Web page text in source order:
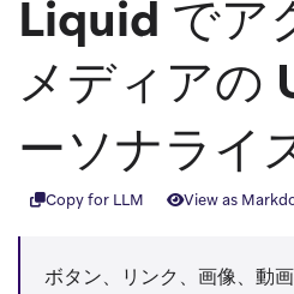
Liquid でア
メディアの
ーソナライ
Copy for LLM View as
ボタン、リンク、画像、動